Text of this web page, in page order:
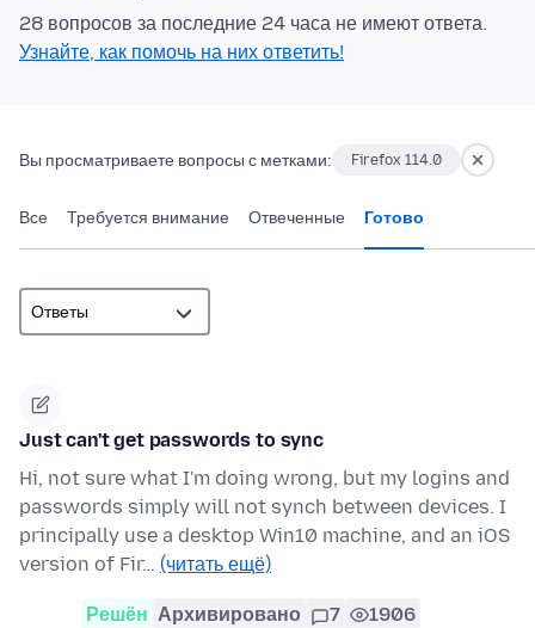
28 вопросов за последние 24 часа не имеют ответа.
Узнайте, как помочь на них ответить!
Вы просматриваете вопросы с метками: Firefox 114.0
Все Требуется внимание Отвеченные Готово
Just can't get passwords to sync
Hi, not sure what I'm doing wrong, but my logins and
passwords simply will not synch between devices. I
principally use a desktop Win10 machine, and an iOS
version of Fir… (читать ещё)
Решён Архивировано 7 1906